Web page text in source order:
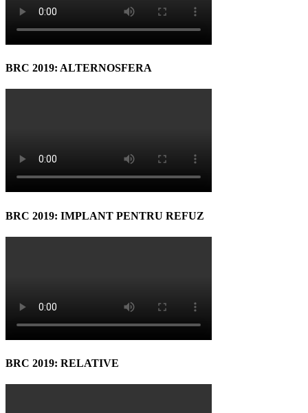
BRC 2019: ALTERNOSFERA
BRC 2019: IMPLANT PENTRU REFUZ
BRC 2019: RELATIVE